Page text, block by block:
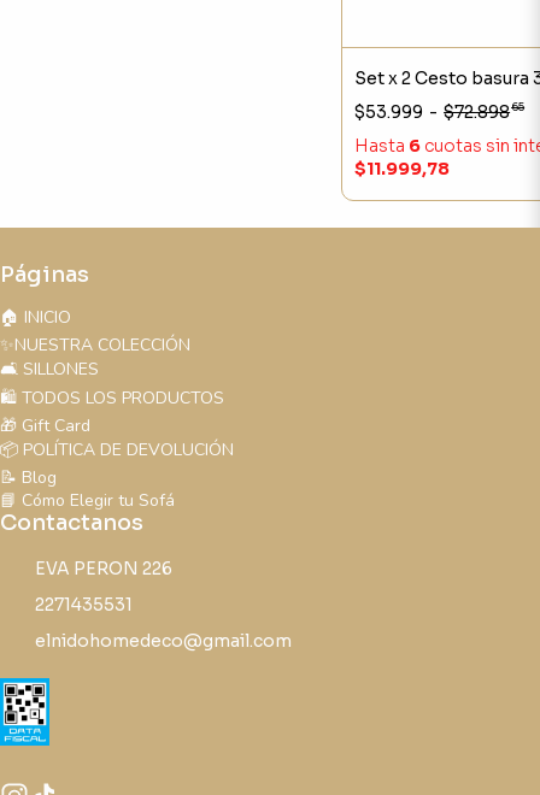
Set x 2 Cesto basura
$53.999 - $72.89865
Hasta 6 cuotas sin
$11.999,78
Páginas
🏠 INICIO
✨NUESTRA COLECCIÓN
🛋️ SILLONES
🛍️ TODOS LOS PRODUCTOS
🎁 Gift Card
📦 POLÍTICA DE DEVOLUCIÓN
📝 Blog
📘 Cómo Elegir tu Sofá
Contactanos
EVA PERON 226
2271435531
elnidohomedeco@gmail.com